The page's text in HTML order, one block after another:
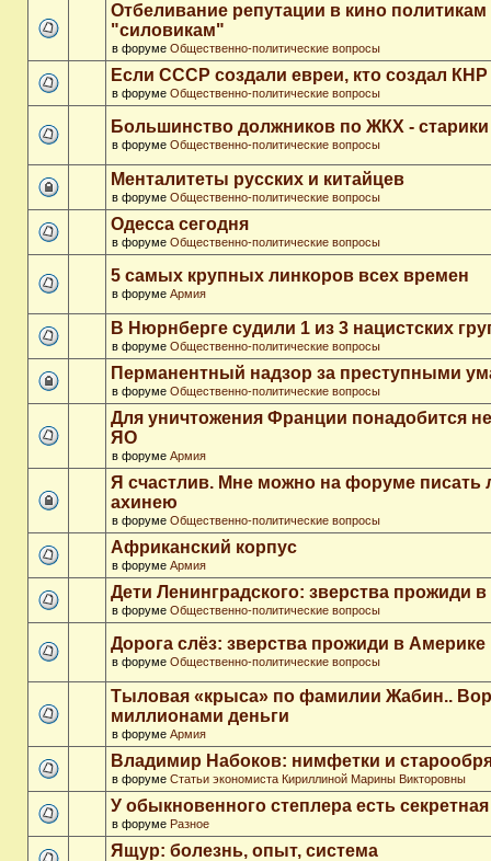
Отбеливание репутации в кино политикам
"силовикам"
в форуме Общественно-политические вопросы
Если СССР создали евреи, кто создал
в форуме Общественно-политические вопросы
Большинство должников по ЖКХ - старики
в форуме Общественно-политические вопросы
Менталитеты русских и китайцев
в форуме Общественно-политические вопросы
Одесса сегодня
в форуме Общественно-политические вопросы
5 самых крупных линкоров всех времен
в форуме Армия
В Нюрнберге судили 1 из 3 нацистских
в форуме Общественно-политические вопросы
Перманентный надзор за преступными
в форуме Общественно-политические вопросы
Для уничтожения Франции понадобится
ЯО
в форуме Армия
Я счастлив. Мне можно на форуме
ахинею
в форуме Общественно-политические вопросы
Африканский корпус
в форуме Армия
Дети Ленинградского: зверства прожиди
в форуме Общественно-политические вопросы
Дорога слёз: зверства прожиди в Америке
в форуме Общественно-политические вопросы
Тыловая «крыса» по фамилии Жабин..
миллионами деньги
в форуме Армия
Владимир Набоков: нимфетки и
в форуме Статьи экономиста Кириллиной Марины Викторовны
У обыкновенного степлера есть
в форуме Разное
Ящур: болезнь, опыт, система